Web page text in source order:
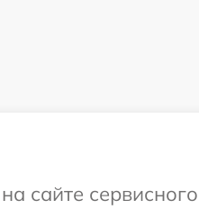
сайте